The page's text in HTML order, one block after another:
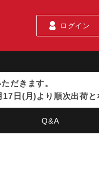
ログイン
だきます。
日(月)より順次出荷と
Q&A